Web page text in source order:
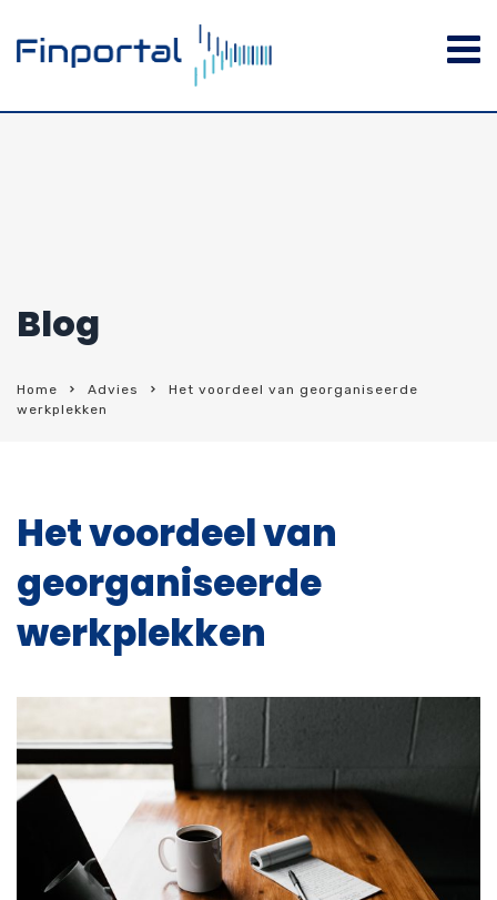
Blog
Home Advies
Het voordeel van georganiseerde
werkplekken
Het voordeel van
georganiseerde
werkplekken